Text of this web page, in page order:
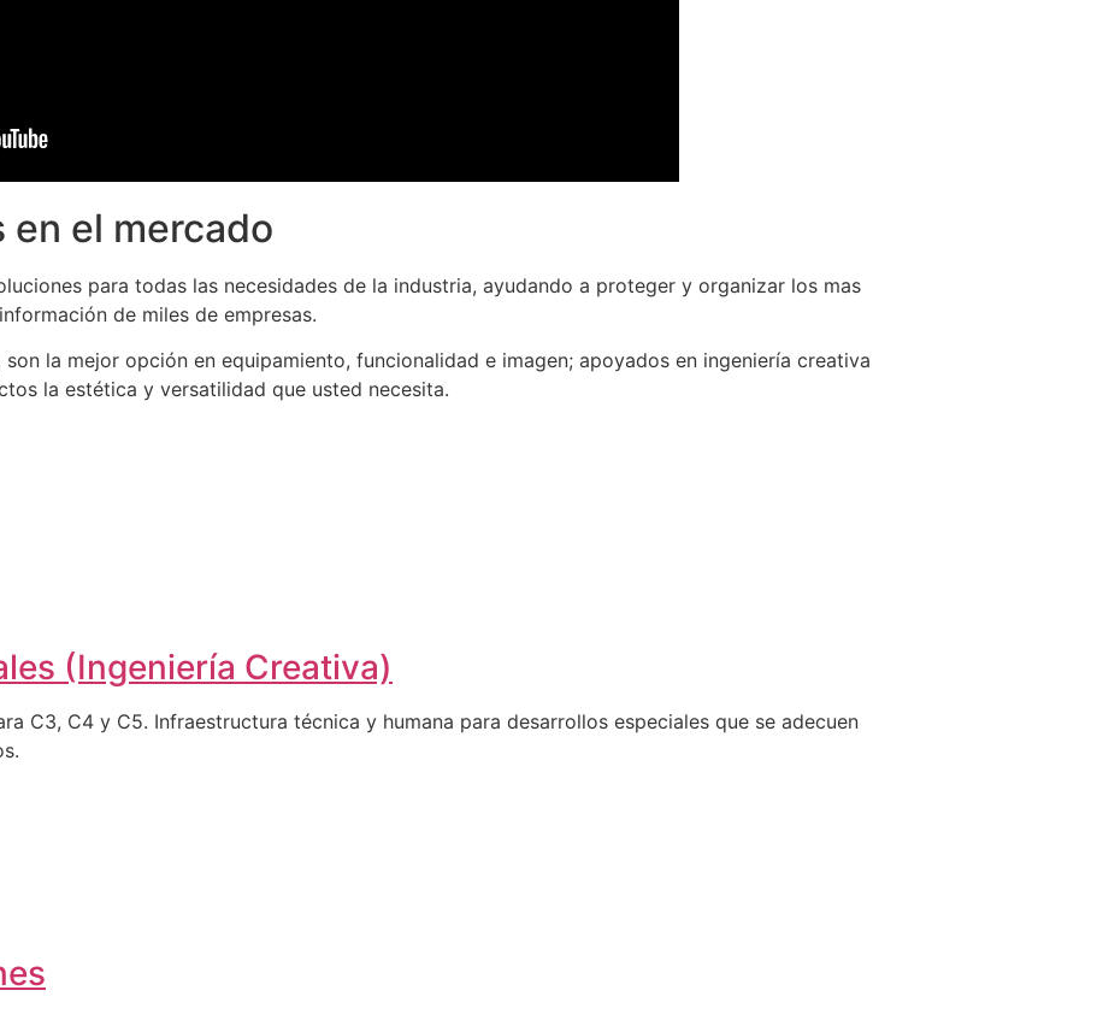
en el mercado
para todas las necesidades de la industria, ayudando a proteger y organizar los mas
de miles de empresas.
la mejor opción en equipamiento, funcionalidad e imagen; apoyados en ingeniería creativa
la estética y versatilidad que usted necesita.
(Ingeniería Creativa)
C3, C4 y C5. Infraestructura técnica y humana para desarrollos especiales que se adecuen